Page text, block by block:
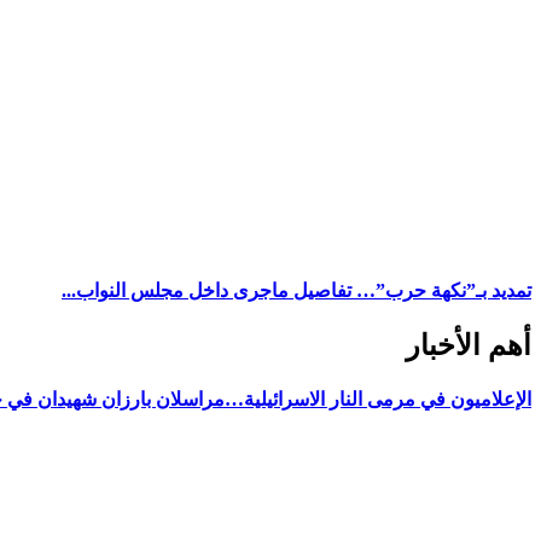
تمديد بـ”نكهة حرب”… تفاصيل ماجرى داخل مجلس النواب...
أهم الأخبار
الإعلاميون في مرمى النار الاسرائيلية…مراسلان بارزان شهيدان